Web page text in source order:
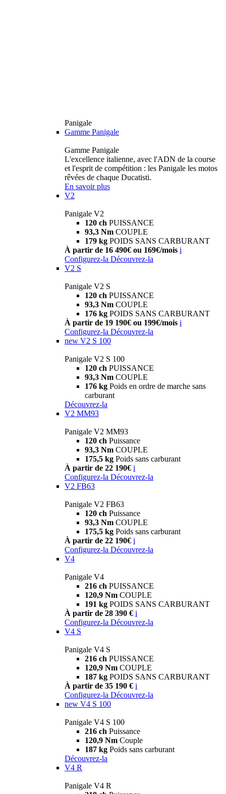
Panigale
Gamme Panigale
Gamme Panigale
L'excellence italienne, avec l'ADN de la course
et l'esprit de compétition : les Panigale les motos
rêvées de chaque Ducatisti.
En savoir plus
V2
Panigale V2
120 ch PUISSANCE
93,3 Nm COUPLE
179 kg POIDS SANS CARBURANT
À partir de 16 490€ ou 169€/mois i
Configurez-la Découvrez-la
V2 S
Panigale V2 S
120 ch PUISSANCE
93,3 Nm COUPLE
176 kg POIDS SANS CARBURANT
À partir de 19 190€ ou 199€/mois i
Configurez-la Découvrez-la
new V2 S 100
Panigale V2 S 100
120 ch PUISSANCE
93,3 Nm COUPLE
176 kg Poids en ordre de marche sans
carburant
Découvrez-la
V2 MM93
Panigale V2 MM93
120 ch Puissance
93,3 Nm COUPLE
175,5 kg Poids sans carburant
À partir de 22 190€ i
Configurez-la Découvrez-la
V2 FB63
Panigale V2 FB63
120 ch Puissance
93,3 Nm COUPLE
175,5 kg Poids sans carburant
À partir de 22 190€ i
Configurez-la Découvrez-la
V4
Panigale V4
216 ch PUISSANCE
120,9 Nm COUPLE
191 kg POIDS SANS CARBURANT
À partir de 28 390 € i
Configurez-la Découvrez-la
V4 S
Panigale V4 S
216 ch PUISSANCE
120,9 Nm COUPLE
187 kg POIDS SANS CARBURANT
À partir de 35 190 € i
Configurez-la Découvrez-la
new V4 S 100
Panigale V4 S 100
216 ch Puissance
120,9 Nm Couple
187 kg Poids sans carburant
Découvrez-la
V4 R
Panigale V4 R